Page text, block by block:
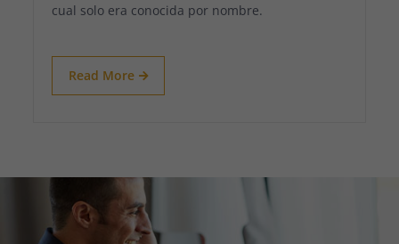
cual solo era conocida por nombre.
Read More